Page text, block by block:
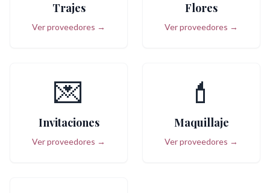
Trajes
Ver proveedores →
Flores
Ver proveedores →
💌
Invitaciones
Ver proveedores →
💄
Maquillaje
Ver proveedores →